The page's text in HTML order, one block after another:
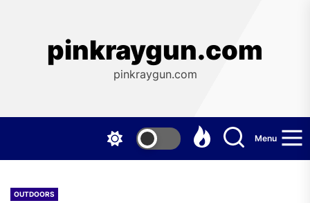
pinkraygun.com
pinkraygun.com
Menu
OUTDOORS